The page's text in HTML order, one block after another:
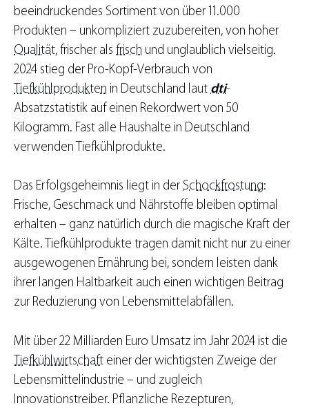
beeindruckendes Sortiment von über 11.000
Produkten – unkompliziert zuzubereiten, von hoher
Qualität, frischer als frisch und unglaublich vielseitig.
2024 stieg der Pro-Kopf-Verbrauch von
Tiefkühlprodukten in Deutschland laut dti-
Absatzstatistik auf einen Rekordwert von 50
Kilogramm. Fast alle Haushalte in Deutschland
verwenden Tiefkühlprodukte.
Das Erfolgsgeheimnis liegt in der Schockfrostung:
Frische, Geschmack und Nährstoffe bleiben optimal
erhalten – ganz natürlich durch die magische Kraft der
Kälte. Tiefkühlprodukte tragen damit nicht nur zu einer
ausgewogenen Ernährung bei, sondern leisten dank
ihrer langen Haltbarkeit auch einen wichtigen Beitrag
zur Reduzierung von Lebensmittelabfällen.
Mit über 22 Milliarden Euro Umsatz im Jahr 2024 ist die
Tiefkühlwirtschaft einer der wichtigsten Zweige der
Lebensmittelindustrie – und zugleich
Innovationstreiber. Pflanzliche Rezepturen,